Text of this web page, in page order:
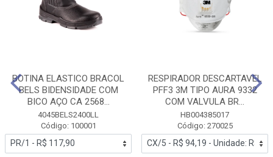
BOTINA ELASTICO BRACOL
BELS BIDENSIDADE COM
BICO AÇO CA 2568...
4045BELS2400LL
Código: 100001
RESPIRADOR DESCARTAVEL
PFF3 3M TIPO AURA 9332
COM VALVULA BR...
HB004385017
Código: 270025